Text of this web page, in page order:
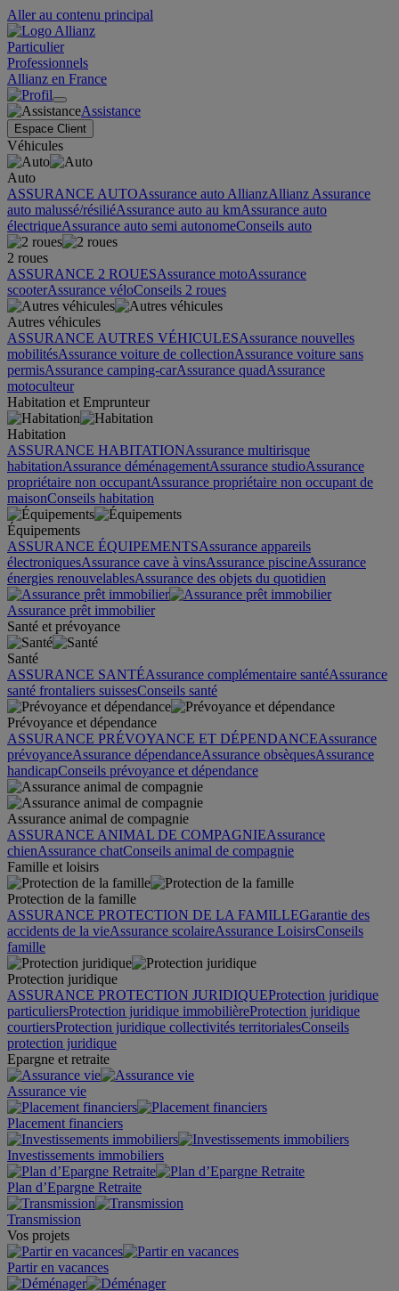
Aller au contenu principal
Particulier
Professionnels
Allianz en France
Assistance
Espace Client
Véhicules
Auto
ASSURANCE AUTOAssurance auto AllianzAllianz Assurance
auto malussé/résiliéAssurance auto au kmAssurance auto
électriqueAssurance auto semi autonomeConseils auto
2 roues
ASSURANCE 2 ROUESAssurance motoAssurance
scooterAssurance véloConseils 2 roues
Autres véhicules
ASSURANCE AUTRES VÉHICULESAssurance nouvelles
mobilitésAssurance voiture de collectionAssurance voiture sans
permisAssurance camping-carAssurance quadAssurance
motoculteur
Habitation et Emprunteur
Habitation
ASSURANCE HABITATIONAssurance multirisque
habitationAssurance déménagementAssurance studioAssurance
propriétaire non occupantAssurance propriétaire non occupant de
maisonConseils habitation
Équipements
ASSURANCE ÉQUIPEMENTSAssurance appareils
électroniquesAssurance cave à vinsAssurance piscineAssurance
énergies renouvelablesAssurance des objets du quotidien
Assurance prêt immobilier
Santé et prévoyance
Santé
ASSURANCE SANTÉAssurance complémentaire santéAssurance
santé frontaliers suissesConseils santé
Prévoyance et dépendance
ASSURANCE PRÉVOYANCE ET DÉPENDANCEAssurance
prévoyanceAssurance dépendanceAssurance obsèquesAssurance
handicapConseils prévoyance et dépendance
Assurance animal de compagnie
ASSURANCE ANIMAL DE COMPAGNIEAssurance
chienAssurance chatConseils animal de compagnie
Famille et loisirs
Protection de la famille
ASSURANCE PROTECTION DE LA FAMILLEGarantie des
accidents de la vieAssurance scolaireAssurance LoisirsConseils
famille
Protection juridique
ASSURANCE PROTECTION JURIDIQUEProtection juridique
particuliersProtection juridique immobilièreProtection juridique
courtiersProtection juridique collectivités territorialesConseils
protection juridique
Epargne et retraite
Assurance vie
Placement financiers
Investissements immobiliers
Plan d’Epargne Retraite
Transmission
Vos projets
Partir en vacances